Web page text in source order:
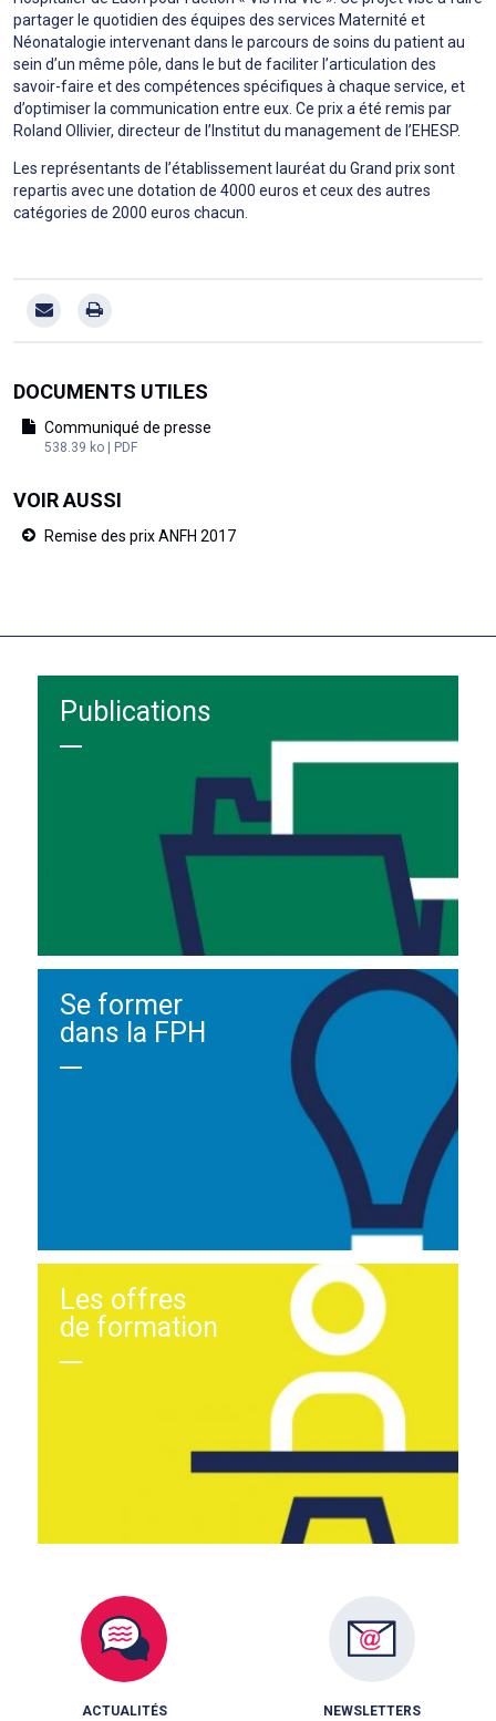
partager le quotidien des équipes des services Maternité et
Néonatalogie intervenant dans le parcours de soins du patient au
sein d’un même pôle, dans le but de faciliter l’articulation des
savoir-faire et des compétences spécifiques à chaque service, et
d’optimiser la communication entre eux. Ce prix a été remis par
Roland Ollivier, directeur de l’Institut du management de l’EHESP.
Les représentants de l’établissement lauréat du Grand prix sont
repartis avec une dotation de 4000 euros et ceux des autres
catégories de 2000 euros chacun.
DOCUMENTS UTILES
Communiqué de presse
538.39 ko | PDF
VOIR AUSSI
Remise des prix ANFH 2017
Publications
Se former
dans la FPH
Les offres
de formation
ACTUALITÉS NEWSLETTERS